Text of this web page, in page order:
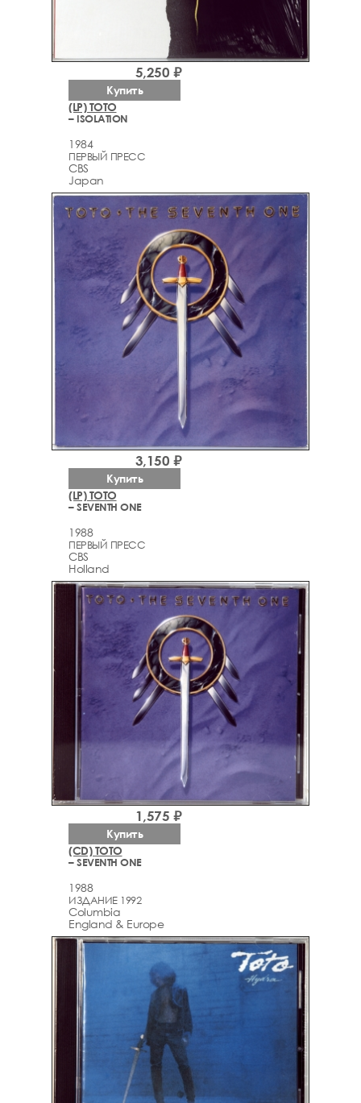
(LP) TOTO
– ISOLATION
1984
ПЕРВЫЙ ПРЕСС
CBS
Japan
5,250 ₽
Купить
(LP) TOTO
– SEVENTH ONE
1988
ПЕРВЫЙ ПРЕСС
CBS
Holland
3,150 ₽
Купить
(CD) TOTO
– SEVENTH ONE
1988
ИЗДАНИЕ 1992
Columbia
England & Europe
1,575 ₽
Купить